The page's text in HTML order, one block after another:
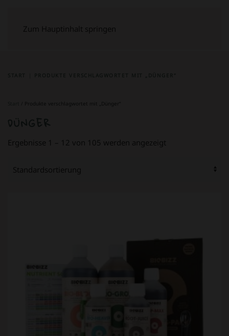
Zum Hauptinhalt springen
/ Produkte verschlagwortet mit „Dünger“
Ergebnisse 1 – 12 von 105 werden angezeigt